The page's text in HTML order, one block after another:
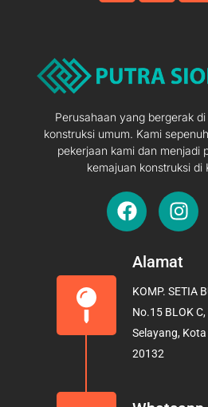
Perusahaan yang bergerak
konstruksi umum. Kami
pekerjaan kami dan menjadi
kemajuan konstruksi di
F
a
e
o
o
k
I
n
t
g
r
a
Alamat
KOMP. SETIA
No.15 BLOK
Selayang,
20132